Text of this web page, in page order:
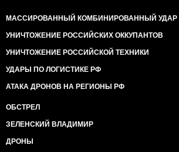
МАССИРОВАННЫЙ КОМБИНИРОВАННЫЙ УДАР
УНИЧТОЖЕНИЕ РОССИЙСКИХ ОККУПАНТОВ
УНИЧТОЖЕНИЕ РОССИЙСКОЙ ТЕХНИКИ
УДАРЫ ПО ЛОГИСТИКЕ РФ
АТАКА ДРОНОВ НА РЕГИОНЫ РФ
ОБСТРЕЛ
ЗЕЛЕНСКИЙ ВЛАДИМИР
ДРОНЫ